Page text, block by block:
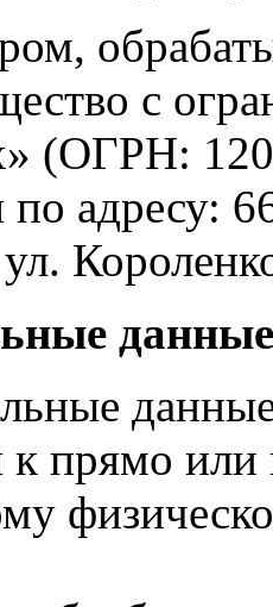
с
(ОГРН:
по адресу:
к прямо